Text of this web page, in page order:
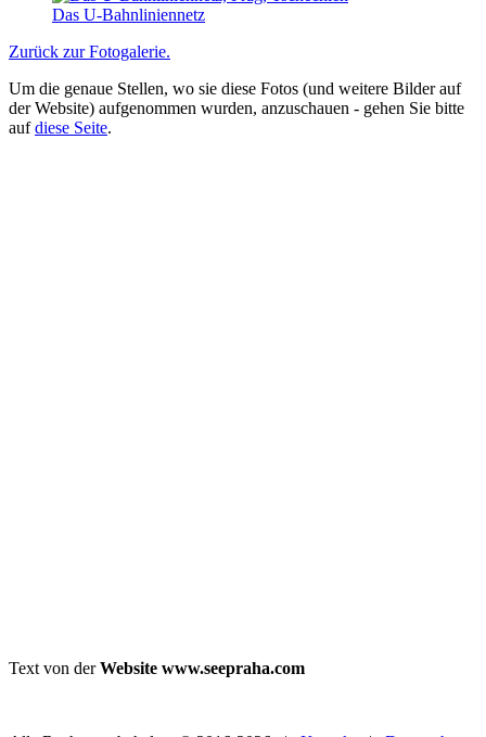
Das U-Bahnliniennetz
Zurück zur Fotogalerie.
Um die genaue Stellen, wo sie diese Fotos (und weitere Bilder auf
der Website) aufgenommen wurden, anzuschauen - gehen Sie bitte
aufdiese Seite.
Text von derWebsite www.seepraha.com